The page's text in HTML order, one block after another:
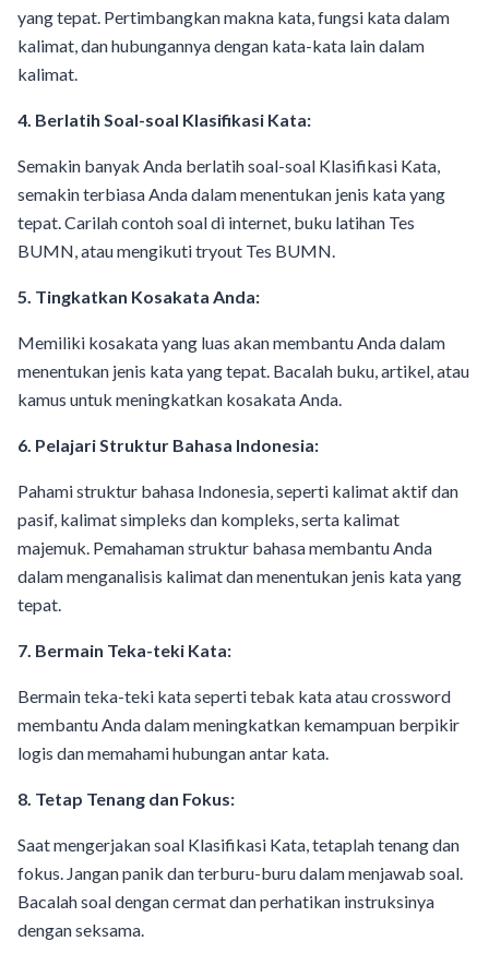
yang tepat. Pertimbangkan makna kata, fungsi kata dalam
kalimat, dan hubungannya dengan kata-kata lain dalam
kalimat.
4. Berlatih Soal-soal Klasifikasi Kata:
Semakin banyak Anda berlatih soal-soal Klasifikasi Kata,
semakin terbiasa Anda dalam menentukan jenis kata yang
tepat. Carilah contoh soal di internet, buku latihan Tes
BUMN, atau mengikuti tryout Tes BUMN.
5. Tingkatkan Kosakata Anda:
Memiliki kosakata yang luas akan membantu Anda dalam
menentukan jenis kata yang tepat. Bacalah buku, artikel, atau
kamus untuk meningkatkan kosakata Anda.
6. Pelajari Struktur Bahasa Indonesia:
Pahami struktur bahasa Indonesia, seperti kalimat aktif dan
pasif, kalimat simpleks dan kompleks, serta kalimat
majemuk. Pemahaman struktur bahasa membantu Anda
dalam menganalisis kalimat dan menentukan jenis kata yang
tepat.
7. Bermain Teka-teki Kata:
Bermain teka-teki kata seperti tebak kata atau crossword
membantu Anda dalam meningkatkan kemampuan berpikir
logis dan memahami hubungan antar kata.
8. Tetap Tenang dan Fokus:
Saat mengerjakan soal Klasifikasi Kata, tetaplah tenang dan
fokus. Jangan panik dan terburu-buru dalam menjawab soal.
Bacalah soal dengan cermat dan perhatikan instruksinya
dengan seksama.